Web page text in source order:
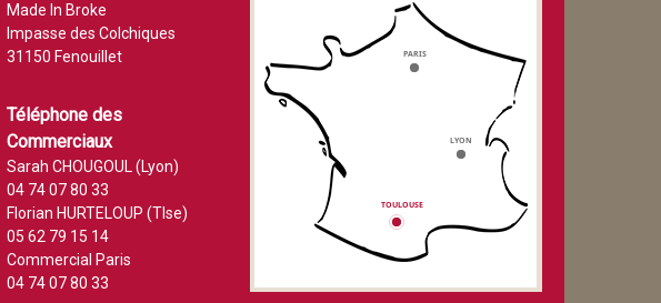
Made In Broke
Impasse des Colchiques
31150 Fenouillet
Téléphone des
Commerciaux
Sarah CHOUGOUL (Lyon)
04 74 07 80 33
Florian HURTELOUP (Tlse)
05 62 79 15 14
Commercial Paris
04 74 07 80 33